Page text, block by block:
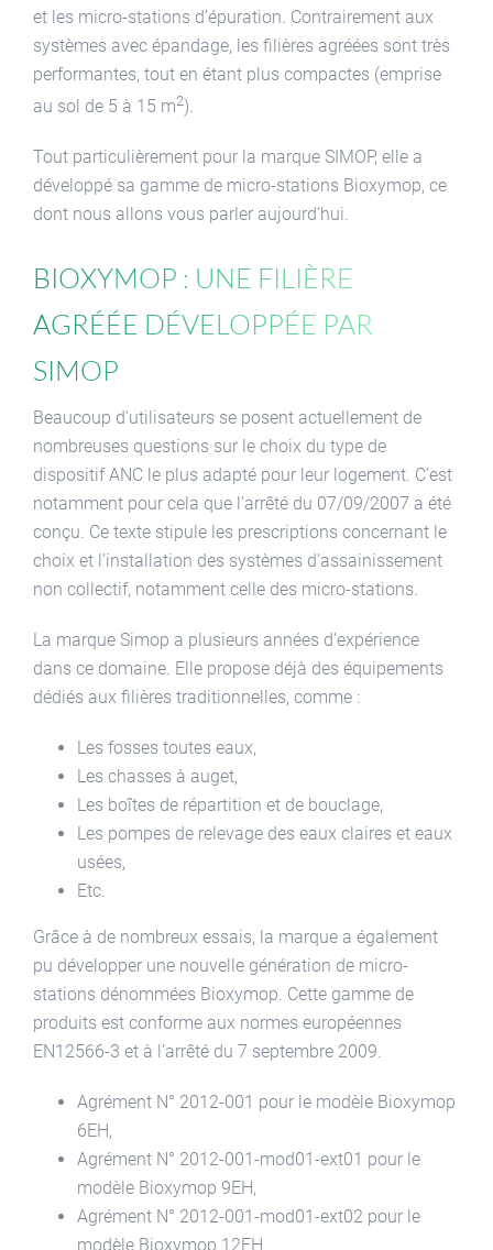
et les micro-stations d’épuration. Contrairement aux
systèmes avec épandage, les filières agréées sont très
performantes, tout en étant plus compactes (emprise
au sol de 5 à 15 m2).
Tout particulièrement pour la marque SIMOP, elle a
développé sa gamme de micro-stations Bioxymop, ce
dont nous allons vous parler aujourd’hui.
Bioxymop : une filière
agréée développée par
SIMOP
Beaucoup d’utilisateurs se posent actuellement de
nombreuses questions sur le choix du type de
dispositif ANC le plus adapté pour leur logement. C’est
notamment pour cela que l’arrêté du 07/09/2007 a été
conçu. Ce texte stipule les prescriptions concernant le
choix et l’installation des systèmes d’assainissement
non collectif, notamment celle des micro-stations.
La marque Simop a plusieurs années d’expérience
dans ce domaine. Elle propose déjà des équipements
dédiés aux filières traditionnelles, comme :
Les fosses toutes eaux,
Les chasses à auget,
Les boîtes de répartition et de bouclage,
Les pompes de relevage des eaux claires et eaux
usées,
Etc.
Grâce à de nombreux essais, la marque a également
pu développer une nouvelle génération de micro-
stations dénommées Bioxymop. Cette gamme de
produits est conforme aux normes européennes
EN12566-3 et à l’arrêté du 7 septembre 2009.
Agrément N° 2012-001 pour le modèle Bioxymop
6EH,
Agrément N° 2012-001-mod01-ext01 pour le
modèle Bioxymop 9EH,
Agrément N° 2012-001-mod01-ext02 pour le
modèle Bioxymop 12EH.